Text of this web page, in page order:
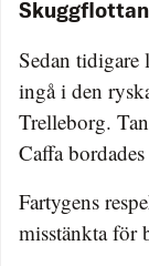
Skuggflottan
Sedan tidigare
ingå i den
Trelleborg.
Caffa
Fartygens
misstänkta för